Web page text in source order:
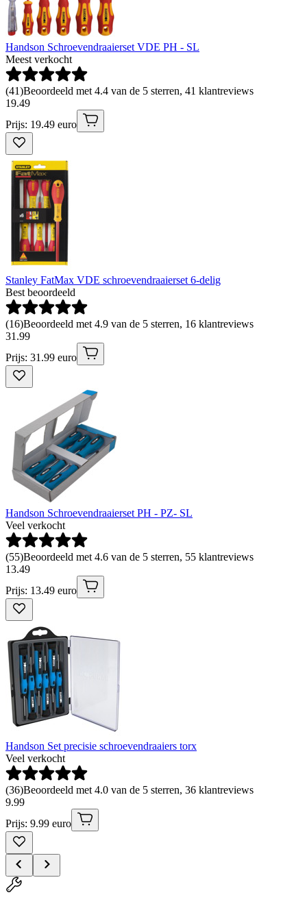
Handson Schroevendraaierset VDE PH - SL
Meest verkocht
(41)Beoordeeld met 4.4 van de 5 sterren, 41 klantreviews
19.49
Prijs: 19.49 euro
Stanley FatMax VDE schroevendraaierset 6-delig
Best beoordeeld
(16)Beoordeeld met 4.9 van de 5 sterren, 16 klantreviews
31 .99
Prijs: 31.99 euro
Handson Schroevendraaierset PH - PZ- SL
Veel verkocht
(55)Beoordeeld met 4.6 van de 5 sterren, 55 klantreviews
13.49
Prijs: 13.49 euro
Handson Set precisie schroevendraaiers torx
Veel verkocht
(36)Beoordeeld met 4.0 van de 5 sterren, 36 klantreviews
9.99
Prijs: 9.99 euro